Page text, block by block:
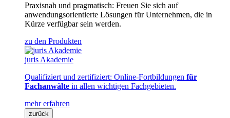
Praxisnah und pragmatisch: Freuen Sie sich auf
anwendungsorientierte Lösungen für Unternehmen, die in
Kürze verfügbar sein werden.
zu den Produkten
juris Akademie
Qualifiziert und zertifiziert: Online-Fortbildungen für
Fachanwälte in allen wichtigen Fachgebieten.
mehr erfahren
zurück